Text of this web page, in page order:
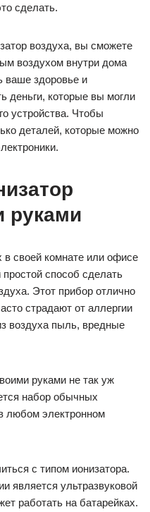
сделать.
воздуха, вы сможете
воздухом внутри дома
ваше здоровье и
деньги, которые вы могли
устройства. Чтобы
деталей, которые можно
руками
своей комнате или офисе
способ сделать
Этот прибор отлично
страдают от аллергии
воздуха пыль, вредные
руками не так уж
набор обычных
любом электронном
с типом ионизатора.
является ультразвуковой
работать на батарейках.